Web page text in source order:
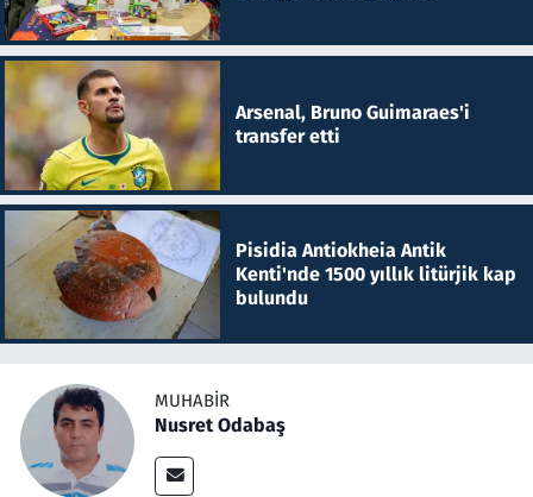
Arsenal, Bruno Guimaraes'i
transfer etti
Pisidia Antiokheia Antik
Kenti'nde 1500 yıllık litürjik kap
bulundu
MUHABIR
Nusret Odabaş